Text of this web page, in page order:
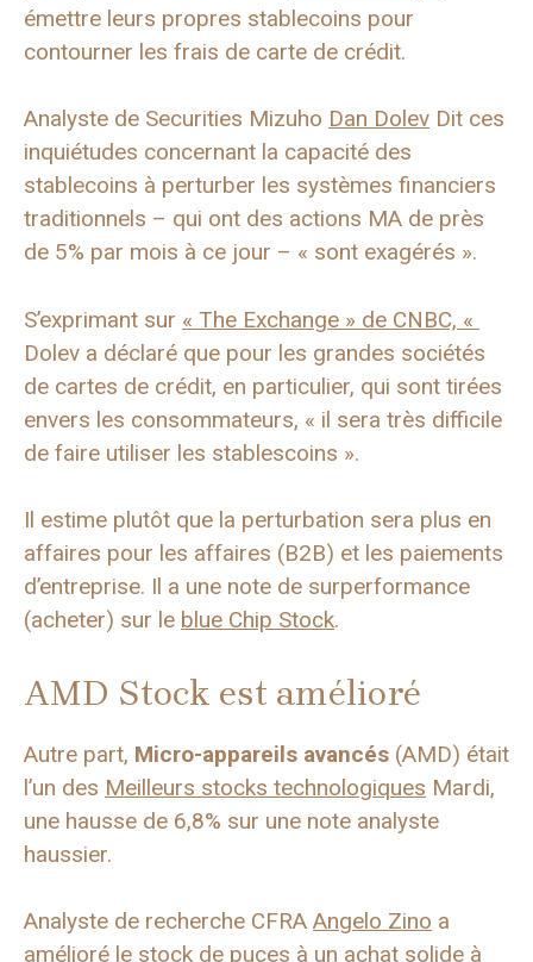
émettre leurs propres stablecoins pour
contourner les frais de carte de crédit.
Analyste de Securities Mizuho Dan Dolev Dit ces
inquiétudes concernant la capacité des
stablecoins à perturber les systèmes financiers
traditionnels – qui ont des actions MA de près
de 5% par mois à ce jour – « sont exagérés ».
S’exprimant sur « The Exchange » de CNBC, «
Dolev a déclaré que pour les grandes sociétés
de cartes de crédit, en particulier, qui sont tirées
envers les consommateurs, « il sera très difficile
de faire utiliser les stablescoins ».
Il estime plutôt que la perturbation sera plus en
affaires pour les affaires (B2B) et les paiements
d’entreprise. Il a une note de surperformance
(acheter) sur le blue Chip Stock.
AMD Stock est amélioré
Autre part, Micro-appareils avancés (AMD) était
l’un des Meilleurs stocks technologiques Mardi,
une hausse de 6,8% sur une note analyste
haussier.
Analyste de recherche CFRA Angelo Zino a
amélioré le stock de puces à un achat solide à